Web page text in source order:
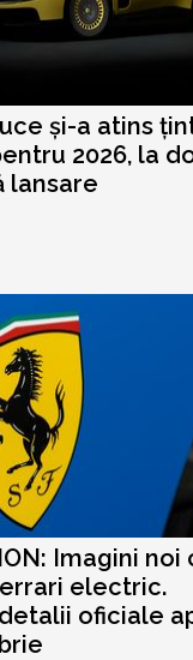
și-a atins
2026, la
lansare
Imagini noi
electric.
oficiale